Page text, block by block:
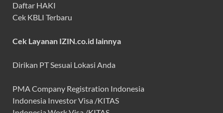
Daftar HAKI
Cek KBLI Terbaru
Cek Layanan IZIN.co.id lainnya
Dirikan PT Sesuai Lokasi Anda
PMA Company Registration Indonesia
Indonesia Investor Visa /KITAS